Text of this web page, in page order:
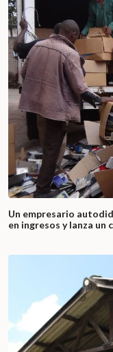
Un empresario
en ingresos y lanza un